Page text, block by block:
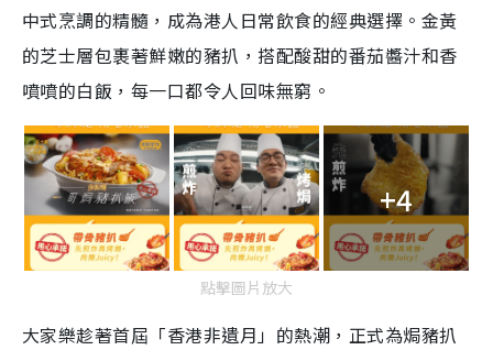
中式烹調的精髓，成為港人日常飲食的經典選擇。金黃
的芝士層包裹著鮮嫩的豬扒，搭配酸甜的番茄醬汁和香
噴噴的白飯，每一口都令人回味無窮。
+4
點擊圖片放大
大家樂趁著首屆「香港非遺月」的熱潮，正式為焗豬扒